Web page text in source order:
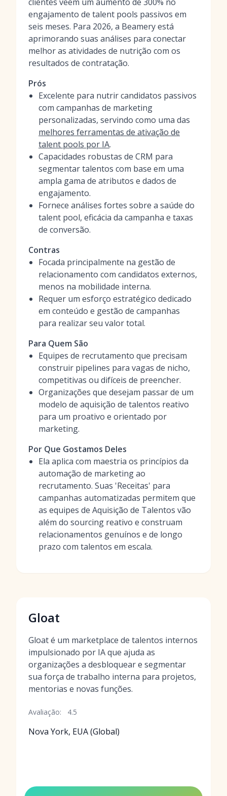
engajamento de talent pools passivos em
seis meses. Para 2026, a Beamery está
aprimorando suas análises para conectar
melhor as atividades de nutrição com os
resultados de contratação.
Prós
Excelente para nutrir candidatos passivos
com campanhas de marketing
personalizadas, servindo como uma das
melhores ferramentas de ativação de
talent pools por IA.
Capacidades robustas de CRM para
segmentar talentos com base em uma
ampla gama de atributos e dados de
engajamento.
Fornece análises fortes sobre a saúde do
talent pool, eficácia da campanha e taxas
de conversão.
Contras
Focada principalmente na gestão de
relacionamento com candidatos externos,
menos na mobilidade interna.
Requer um esforço estratégico dedicado
em conteúdo e gestão de campanhas
para realizar seu valor total.
Para Quem São
Equipes de recrutamento que precisam
construir pipelines para vagas de nicho,
competitivas ou difíceis de preencher.
Organizações que desejam passar de um
modelo de aquisição de talentos reativo
para um proativo e orientado por
marketing.
Por Que Gostamos Deles
Ela aplica com maestria os princípios da
automação de marketing ao
recrutamento. Suas 'Receitas' para
campanhas automatizadas permitem que
as equipes de Aquisição de Talentos vão
além do sourcing reativo e construam
relacionamentos genuínos e de longo
prazo com talentos em escala.
Gloat
Gloat é um marketplace de talentos internos
impulsionado por IA que ajuda as
organizações a desbloquear e segmentar
sua força de trabalho interna para projetos,
mentorias e novas funções.
Avaliação: 4.5
Nova York, EUA (Global)